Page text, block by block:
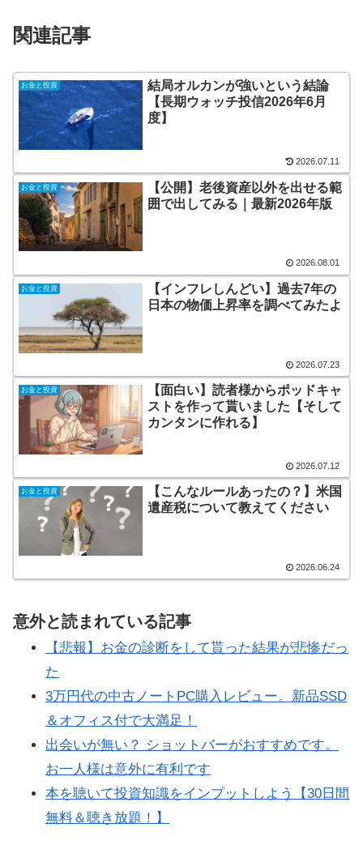
関連記事
お金と投資
結局オルカンが強いという結論
【長期ウォッチ投信2026年6月
度】
2026.07.11
お金と投資
【公開】老後資産以外を出せる範
囲で出してみる｜最新2026年版
2026.08.01
お金と投資
【インフレしんどい】過去7年の
日本の物価上昇率を調べてみたよ
2026.07.23
お金と投資
【面白い】読者様からポッドキャ
ストを作って貰いました【そして
カンタンに作れる】
2026.07.12
お金と投資
【こんなルールあったの？】米国
遺産税について教えてください
2026.06.24
意外と読まれている記事
【悲報】お金の診断をして貰った結果が悲惨だっ
た
3万円代の中古ノートPC購入レビュー。新品SSD
＆オフィス付で大満足！
出会いが無い？ ショットバーがおすすめです。
お一人様は意外に有利です
本を聴いて投資知識をインプットしよう【30日間
無料＆聴き放題！】